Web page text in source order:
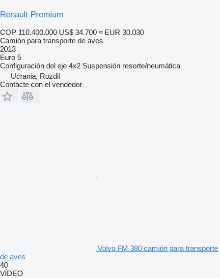
Renault Premium
COP 110.400.000 US$ 34.700 ≈ EUR 30.030
Camión para transporte de aves
2013
Euro 5
Configuración del eje 4x2 Suspensión resorte/neumática
Ucrania, Rozdil
Contacte con el vendedor
Volvo FM 380 camión para transporte
de aves
40
VÍDEO